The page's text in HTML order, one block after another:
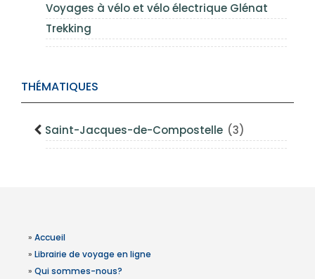
Voyages à vélo et vélo électrique Glénat
Trekking
THÉMATIQUES
Saint-Jacques-de-Compostelle (3)
» Accueil
» Librairie de voyage en ligne
» Qui sommes-nous?